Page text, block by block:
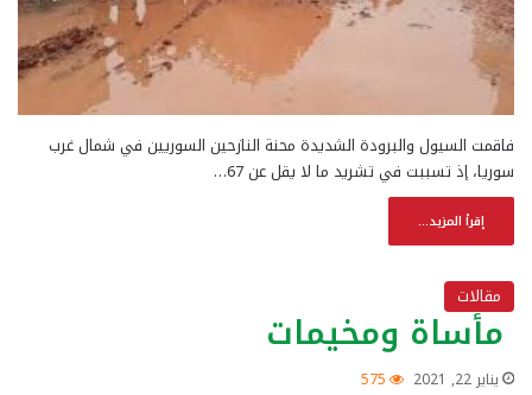
فاقمت السيول والبرودة الشديدة محنة النازحين السوريين في شمال غرب
سوريا، إذ تسببت في تشريد ما لا يقل عن 67…
إقرأ المزيد...
مقالات
مأساة ومخيمات
يناير 22, 2021 575